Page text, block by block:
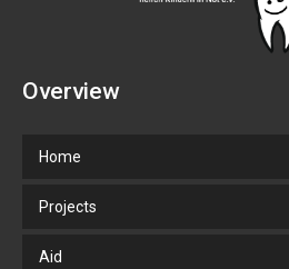
Overview
Home
Projects
Aid